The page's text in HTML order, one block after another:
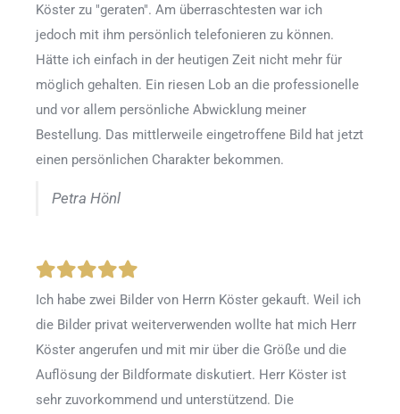
Köster zu "geraten". Am überraschtesten war ich
jedoch mit ihm persönlich telefonieren zu können.
Hätte ich einfach in der heutigen Zeit nicht mehr für
möglich gehalten. Ein riesen Lob an die professionelle
und vor allem persönliche Abwicklung meiner
Bestellung. Das mittlerweile eingetroffene Bild hat jetzt
einen persönlichen Charakter bekommen.
Petra Hönl
Ich habe zwei Bilder von Herrn Köster gekauft. Weil ich
die Bilder privat weiterverwenden wollte hat mich Herr
Köster angerufen und mit mir über die Größe und die
Auflösung der Bildformate diskutiert. Herr Köster ist
sehr zuvorkommend und unterstützend. Die